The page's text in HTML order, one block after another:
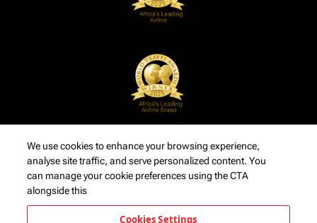
We use cookies to enhance your browsing experience,
analyse site traffic, and serve personalized content. You
can manage your cookie preferences using the CTA
alongside this
Cookies Settings